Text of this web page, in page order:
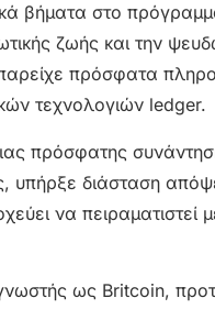
βήματα στο
ζωής και την
πρόσφατα
τεχνολογιών ledger.
πρόσφατης
υπήρξε διάσταση
να
ως Britcoin,